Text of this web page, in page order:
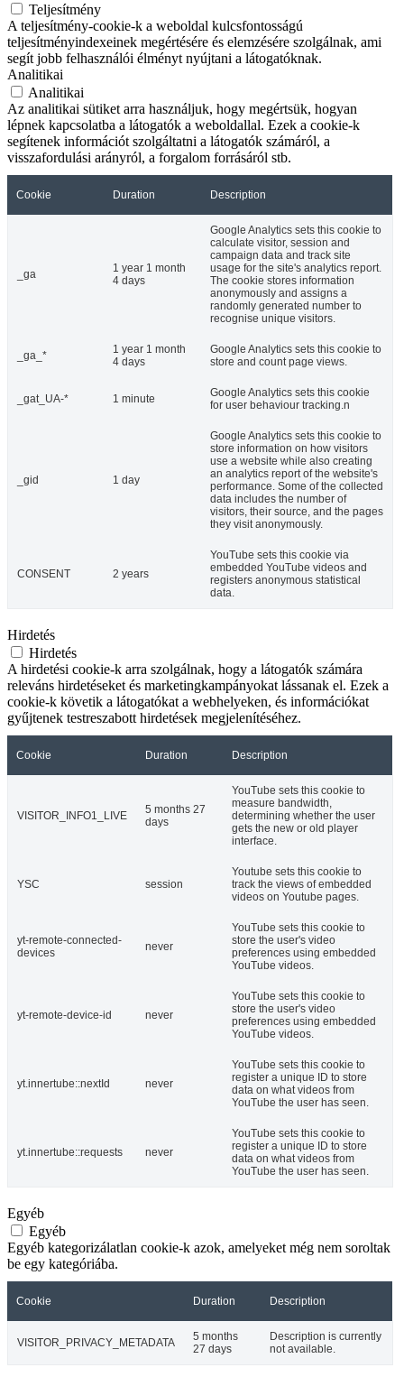
Teljesítmény
A teljesítmény-cookie-k a weboldal kulcsfontosságú
teljesítményindexeinek megértésére és elemzésére szolgálnak, ami
segít jobb felhasználói élményt nyújtani a látogatóknak.
Analitikai
Analitikai
Az analitikai sütiket arra használjuk, hogy megértsük, hogyan
lépnek kapcsolatba a látogatók a weboldallal. Ezek a cookie-k
segítenek információt szolgáltatni a látogatók számáról, a
visszafordulási arányról, a forgalom forrásáról stb.
Cookie Duration Description
_ga
1 year 1 month
4 days
Google Analytics sets this cookie to
calculate visitor, session and
campaign data and track site
usage for the site's analytics report.
The cookie stores information
anonymously and assigns a
randomly generated number to
recognise unique visitors.
_ga_*
1 year 1 month
4 days
Google Analytics sets this cookie to
store and count page views.
_gat_UA-* 1 minute
Google Analytics sets this cookie
for user behaviour tracking.n
_gid 1 day
Google Analytics sets this cookie to
store information on how visitors
use a website while also creating
an analytics report of the website's
performance. Some of the collected
data includes the number of
visitors, their source, and the pages
they visit anonymously.
CONSENT 2 years
YouTube sets this cookie via
embedded YouTube videos and
registers anonymous statistical
data.
Hirdetés
Hirdetés
A hirdetési cookie-k arra szolgálnak, hogy a látogatók számára
releváns hirdetéseket és marketingkampányokat lássanak el. Ezek a
cookie-k követik a látogatókat a webhelyeken, és információkat
gyűjtenek testreszabott hirdetések megjelenítéséhez.
Cookie Duration Description
VISITOR_INFO1_LIVE
5 months 27
days
YouTube sets this cookie to
measure bandwidth,
determining whether the user
gets the new or old player
interface.
YSC session
Youtube sets this cookie to
track the views of embedded
videos on Youtube pages.
yt-remote-connected-
devices
never
YouTube sets this cookie to
store the user's video
preferences using embedded
YouTube videos.
yt-remote-device-id never
YouTube sets this cookie to
store the user's video
preferences using embedded
YouTube videos.
yt.innertube::nextId never
YouTube sets this cookie to
register a unique ID to store
data on what videos from
YouTube the user has seen.
yt.innertube::requests never
YouTube sets this cookie to
register a unique ID to store
data on what videos from
YouTube the user has seen.
Egyéb
Egyéb
Egyéb kategorizálatlan cookie-k azok, amelyeket még nem soroltak
be egy kategóriába.
Cookie Duration Description
VISITOR_PRIVACY_METADATA
5 months
27 days
Description is currently
not available.